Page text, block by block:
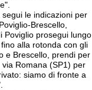
segui le indicazioni per
Brescello,
Poviglio prosegui lungo
alla rotonda con gli
e Brescello, prendi per
via Romana (SP1) per
siamo di fronte a